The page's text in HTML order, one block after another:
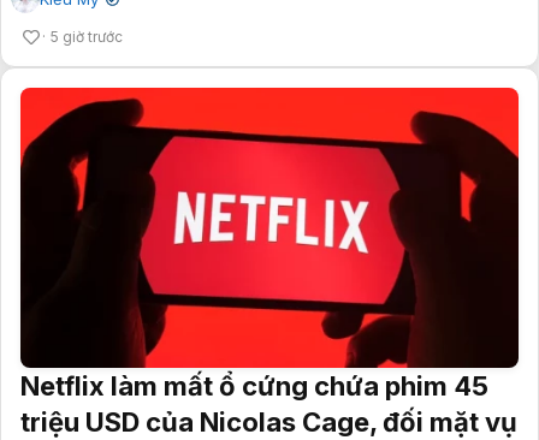
5 giờ trước
Netflix làm mất ổ cứng chứa phim 45
triệu USD của Nicolas Cage, đối mặt vụ